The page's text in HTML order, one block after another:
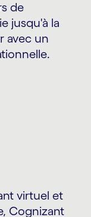
de
jusqu'à la
avec un
virtuel et
Cognizant